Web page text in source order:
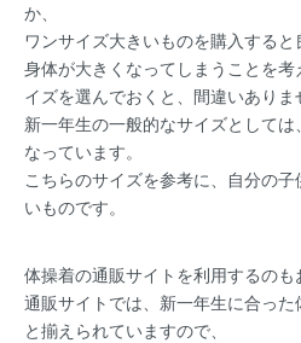
か、
ワンサイズ大きいものを購入すると
身体が大きくなってしまうことを
イズを選んでおくと、間違いありま
新一年生の一般的なサイズとして
なっています。
こちらのサイズを参考に、自分の
いものです。
体操着の通販サイトを利用するのも
通販サイトでは、新一年生に合っ
と揃えられていますので、